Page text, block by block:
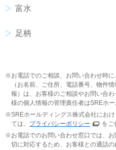
富水
足柄
お電話でのご相談、お問い合わせ時
（お名前、ご住所、電話番号、物件
報）は、お客様のご相談やお問い合
様の個人情報の管理責任者はSREホー
SREホールディングス株式会社にお
ては、 プライバシーポリシー
をご
お電話でのお問い合わせ窓口では、
切に対応するため、お客様との通話